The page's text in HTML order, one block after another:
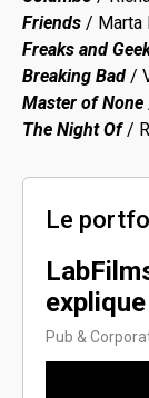
Friends / Marta
Freaks and
Breaking Bad /
Master of None
The Night Of/
Le
explique
Pub &